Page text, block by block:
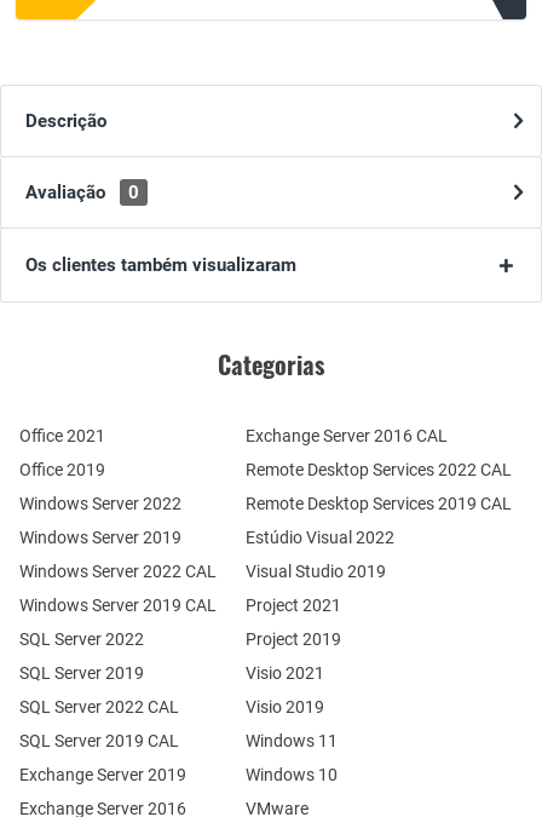
Descrição
Avaliação 0
Os clientes também visualizaram
Categorias
Office 2021
Office 2019
Windows Server 2022
Windows Server 2019
Exchange Server 2019
Exchange Server 2016
SQL Server 2022
SQL Server 2019
Windows Server 2022 CAL
Windows Server 2019 CAL
SQL Server 2022 CAL
SQL Server 2019 CAL
Remote Desktop Services 2022 CAL
Remote Desktop Services 2019 CAL
Exchange Server 2016 CAL
Estúdio Visual 2022
Visual Studio 2019
Project 2021
Project 2019
Visio 2021
Visio 2019
Windows 11
Windows 10
VMware